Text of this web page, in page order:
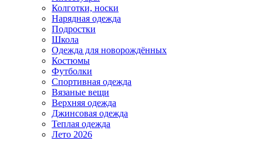
Колготки, носки
Нарядная одежда
Подростки
Школа
Одежда для новорождённых
Костюмы
Футболки
Спортивная одежда
Вязаные вещи
Верхняя одежда
Джинсовая одежда
Теплая одежда
Лето 2026